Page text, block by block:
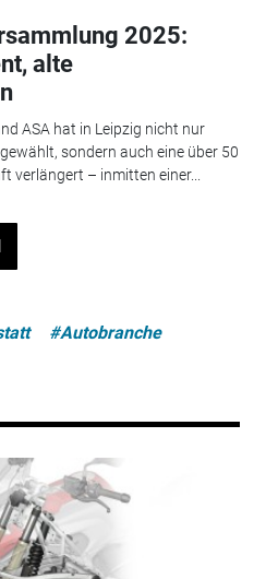
2025:
alte
ASA hat in Leipzig nicht nur
sondern auch eine über 50
verlängert – inmitten einer...
#Autobranche